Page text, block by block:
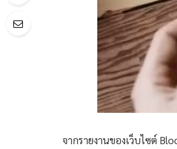
จากรายงานของเว็บไซต์